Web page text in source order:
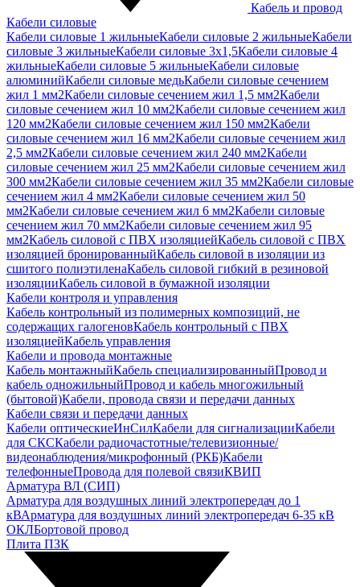
Кабель и провод
Кабели силовые
Кабели силовые 1 жильныеКабели силовые 2 жильныеКабели
силовые 3 жильныеКабели силовые 3х1,5Кабели силовые 4
жильныеКабели силовые 5 жильныеКабели силовые
алюминийКабели силовые медьКабели силовые сечением
жил 1 мм2Кабели силовые сечением жил 1,5 мм2Кабели
силовые сечением жил 10 мм2Кабели силовые сечением жил
120 мм2Кабели силовые сечением жил 150 мм2Кабели
силовые сечением жил 16 мм2Кабели силовые сечением жил
2,5 мм2Кабели силовые сечением жил 240 мм2Кабели
силовые сечением жил 25 мм2Кабели силовые сечением жил
300 мм2Кабели силовые сечением жил 35 мм2Кабели силовые
сечением жил 4 мм2Кабели силовые сечением жил 50
мм2Кабели силовые сечением жил 6 мм2Кабели силовые
сечением жил 70 мм2Кабели силовые сечением жил 95
мм2Кабель силовой с ПВХ изоляциейКабель силовой с ПВХ
изоляцией бронированныйКабель силовой в изоляции из
сшитого полиэтиленаКабель силовой гибкий в резиновой
изоляцииКабель силовой в бумажной изоляции
Кабели контроля и управления
Кабель контрольный из полимерных композиций, не
содержащих галогеновКабель контрольный с ПВХ
изоляциейКабель управления
Кабели и провода монтажные
Кабель монтажныйКабель специализированныйПровод и
кабель одножильныйПровод и кабель многожильный
(бытовой)Кабели, провода связи и передачи данных
Кабели связи и передачи данных
Кабели оптическиеИнСилКабели для сигнализацииКабели
для СКСКабели радиочастотные/телевизионные/
видеонаблюдения/микрофонный (РКБ)Кабели
телефонныеПровода для полевой связиКВИП
Арматура ВЛ (СИП)
Арматура для воздушных линий электропередач до 1
кВАрматура для воздушных линий электропередач 6-35 кВ
ОКЛБортовой провод
Плита ПЗК